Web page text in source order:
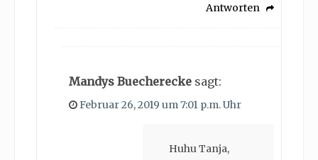
Antworten
Mandys Buecherecke sagt:
Februar 26, 2019 um 7:01 p.m. Uhr
Huhu Tanja,